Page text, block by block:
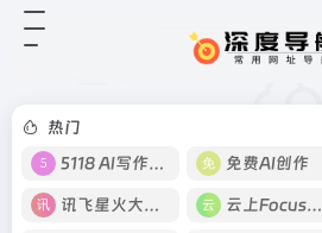
热门
5118 AI写作工具
免费AI创作
讯飞星火大模型 云上Focus接码